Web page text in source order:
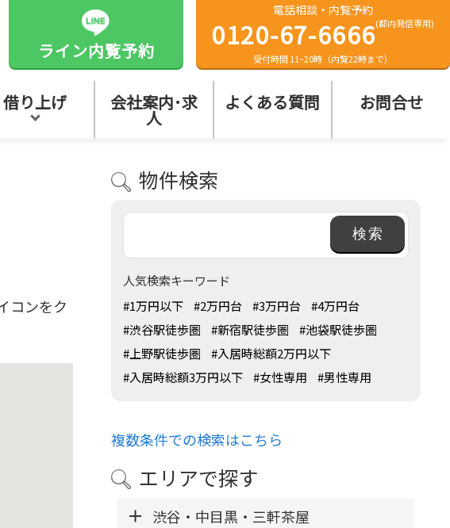
ライン内覧予約
電話相談・内覧予約
0120-67-6666(都内発信専用)
受付時間 11~20時（内覧22時まで）
借り上げ 会社案内･求
人
よくある質問 お問合せ
コンをク
物件検索
人気検索キーワード
#1万円以下
#2万円台 #3万円台
#4万円台
#渋谷駅徒歩圏
#新宿駅徒歩圏
#池袋駅徒歩圏
#上野駅徒歩圏
#入居時総額2万円以下
#入居時総額3万円以下
#女性専用 #男性専用
複数条件での検索はこちら
エリアで探す
渋谷・中目黒・三軒茶屋